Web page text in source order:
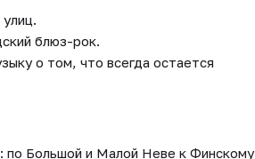
блюз-рок.
о том, что всегда остается
по Большой и Малой Неве к Финскому